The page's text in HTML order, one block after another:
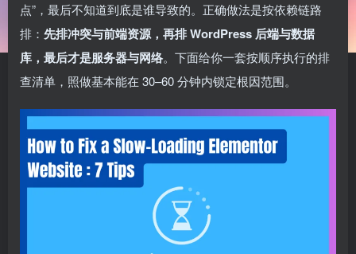
点”，最后不知道到底是谁导致的。正确做法是按依赖链路
排： 先排冲突与前端资源，再排 WordPress 后端与数据
库，最后才是服务器与网络。下面给你一套按顺序执行的排
查清单，照做基本能在 30–60 分钟内锁定根因范围。